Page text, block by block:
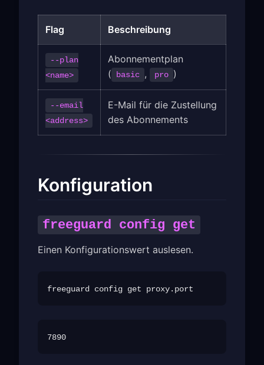
Flag Beschreibung
--plan
<name>
Abonnementplan
(
basic , pro )
--email
<address>
E-Mail für die Zustellung
des Abonnements
Konfiguration
freeguard config get
Einen Konfigurationswert auslesen.